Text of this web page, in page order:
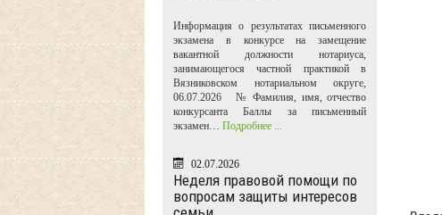
Информация о результатах письменного
экзамена в конкурсе на замещение
вакантной должности нотариуса,
занимающегося частной практикой в
Вязниковском нотариальном округе,
06.07.2026 № Фамилия, имя, отчество
конкурсанта Баллы за письменный
экзамен… Подробнее ...
02.07.2026
Неделя правовой помощи по
вопросам защиты интересов